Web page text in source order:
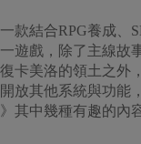
款結合RPG養成、
遊戲，除了主線故
卡美洛的領土之外
放其他系統與功能
其中幾種有趣的內